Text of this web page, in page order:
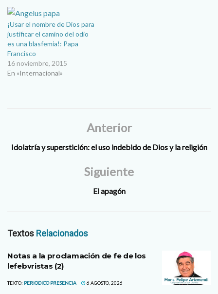
que hoy intercede y reza por
nosotros y…
¡Usar el nombre de Dios para
justificar el camino del odio
es una blasfemia!: Papa
Francisco
16 noviembre, 2015
En «Internacional»
Anterior
Idolatría y superstición: el uso indebido de Dios y la religión
Siguiente
El apagón
Textos Relacionados
Notas a la proclamación de fe de los
lefebvristas (2)
TEXTO: PERIODICO PRESENCIA 6 AGOSTO, 2026